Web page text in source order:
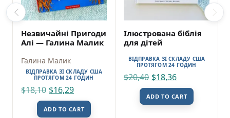
Незвичайні Пригоди
Алі — Галина Малик
Галина Малик
ВІДПРАВКА ЗІ СКЛАДУ США
ПРОТЯГОМ 24 ГОДИН
$18,10 $16,29
ADD TO CART
Ілюстрована біблія
для дітей
ВІДПРАВКА ЗІ СКЛАДУ США
ПРОТЯГОМ 24 ГОДИН
$20,40 $18,36
ADD TO CART